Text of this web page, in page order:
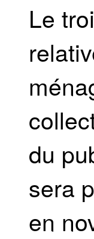
Le
du
sera
en